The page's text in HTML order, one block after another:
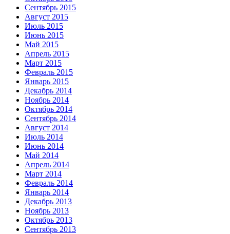
Сентябрь 2015
Август 2015
Июль 2015
Июнь 2015
Май 2015
Апрель 2015
Март 2015
Февраль 2015
Январь 2015
Декабрь 2014
Ноябрь 2014
Октябрь 2014
Сентябрь 2014
Август 2014
Июль 2014
Июнь 2014
Май 2014
Апрель 2014
Март 2014
Февраль 2014
Январь 2014
Декабрь 2013
Ноябрь 2013
Октябрь 2013
Сентябрь 2013